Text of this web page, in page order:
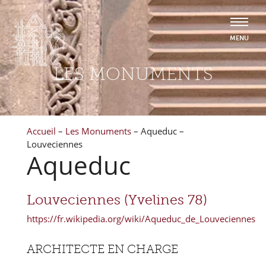
LES MONUMENTS
Accueil – Les Monuments – Aqueduc –
Louveciennes
Aqueduc
Louveciennes (Yvelines 78)
https://fr.wikipedia.org/wiki/Aqueduc_de_Louveciennes
ARCHITECTE EN CHARGE